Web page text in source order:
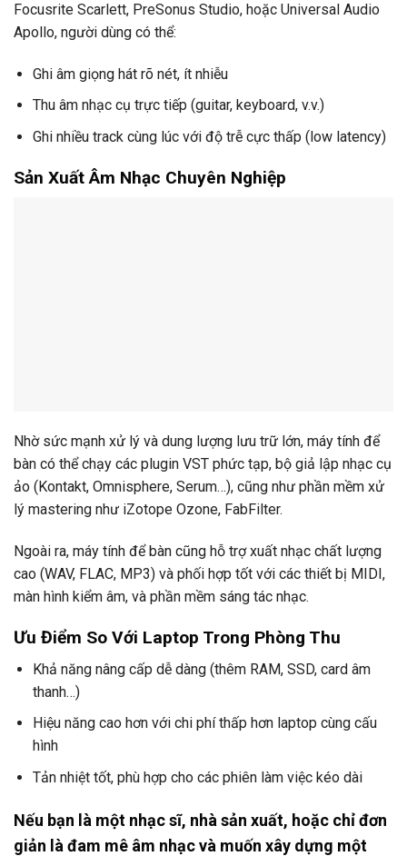
Focusrite Scarlett, PreSonus Studio, hoặc Universal Audio
Apollo, người dùng có thể:
Ghi âm giọng hát rõ nét, ít nhiễu
Thu âm nhạc cụ trực tiếp (guitar, keyboard, v.v.)
Ghi nhiều track cùng lúc với độ trễ cực thấp (low latency)
Sản Xuất Âm Nhạc Chuyên Nghiệp
Nhờ sức mạnh xử lý và dung lượng lưu trữ lớn, máy tính để
bàn có thể chạy các plugin VST phức tạp, bộ giả lập nhạc cụ
ảo (Kontakt, Omnisphere, Serum…), cũng như phần mềm xử
lý mastering như iZotope Ozone, FabFilter.
Ngoài ra, máy tính để bàn cũng hỗ trợ xuất nhạc chất lượng
cao (WAV, FLAC, MP3) và phối hợp tốt với các thiết bị MIDI,
màn hình kiểm âm, và phần mềm sáng tác nhạc.
Ưu Điểm So Với Laptop Trong Phòng Thu
Khả năng nâng cấp dễ dàng (thêm RAM, SSD, card âm
thanh…)
Hiệu năng cao hơn với chi phí thấp hơn laptop cùng cấu
hình
Tản nhiệt tốt, phù hợp cho các phiên làm việc kéo dài
Nếu bạn là một nhạc sĩ, nhà sản xuất, hoặc chỉ đơn
giản là đam mê âm nhạc và muốn xây dựng một